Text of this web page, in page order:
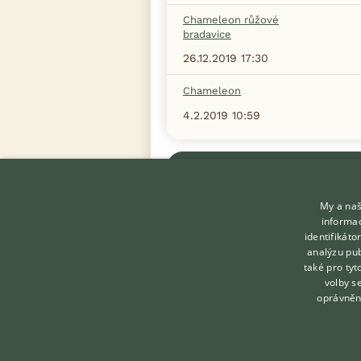
Chameleon růžové
bradavice
26.12.2019 17:30
Chameleon
4.2.2019 10:59
KONTAKT DO REDAKCE
My a
analýzu
také pro
volby